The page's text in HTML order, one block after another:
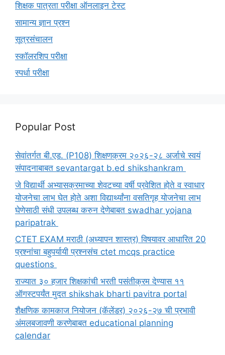
शिक्षक पात्रता परीक्षा ऑनलाइन टेस्ट
सामान्य ज्ञान प्रश्न
सूत्रसंचालन
स्कॉलरशिप परीक्षा
स्पर्धा परीक्षा
Popular Post
सेवांतर्गत बी.एड. (P108) शिक्षणक्रम २०२६-२८ अर्जाचे स्वयं
संपादनाबाबत sevantargat b.ed shikshankram
जे विद्यार्थी अभ्यासक्रमाच्या शेवटच्या वर्षी प्रवेशित होते व स्वाधार
योजनेचा लाभ घेत होते अशा विद्यार्थ्यांना वसतिगृह योजनेचा लाभ
घेणेसाठी संधी उपलब्ध करुन देणेबाबत swadhar yojana
paripatrak
CTET EXAM मराठी (अध्यापन शास्त्र) विषयावर आधारित 20
प्रश्नांचा बहुपर्यायी प्रश्नसंच ctet mcqs practice
questions
राज्यात ३० हजार शिक्षकांची भरती पसंतीक्रम देण्यास ११
ऑगस्टपर्यंत मुदत shikshak bharti pavitra portal
शैक्षणिक कामकाज नियोजन (कॅलेंडर) २०२६-२७ ची प्रभावी
अंमलबजावणी करणेबाबत educational planning
calendar